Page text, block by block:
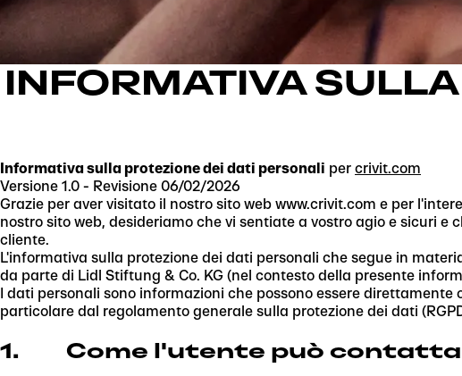
INFORMATIVA
Informativa sulla protezione dei dati personali per crivit.com
Versione 1.0 - Revisione 06/02/2026
Grazie per aver visitato il nostro sito web www.crivit.com e per
nostro sito web, desideriamo che vi sentiate a vostro agio e sicuri
cliente.
L'informativa sulla protezione dei dati personali che segue in
da parte di Lidl Stiftung & Co. KG (nel contesto della presente
I dati personali sono informazioni che possono essere
particolare dal regolamento generale sulla protezione dei dati
1. Come l'utente può